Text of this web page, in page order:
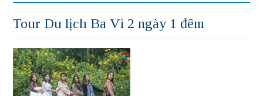
Tour Du lịch Ba Vì 2 ngày 1 đêm